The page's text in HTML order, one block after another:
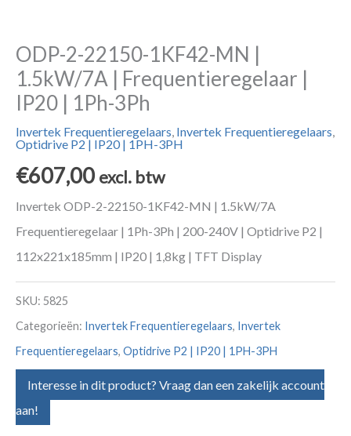
ODP-2-22150-1KF42-MN |
1.5kW/7A | Frequentieregelaar |
IP20 | 1Ph-3Ph
Invertek Frequentieregelaars, Invertek Frequentieregelaars,
Optidrive P2 | IP20 | 1PH-3PH
€607,00 excl. btw
Invertek ODP-2-22150-1KF42-MN | 1.5kW/7A
Frequentieregelaar | 1Ph-3Ph | 200-240V | Optidrive P2 |
112x221x185mm | IP20 | 1,8kg | TFT Display
SKU: 5825
Categorieën: Invertek Frequentieregelaars, Invertek
Frequentieregelaars, Optidrive P2 | IP20 | 1PH-3PH
Interesse in dit product? Vraag dan een zakelijk account
aan!